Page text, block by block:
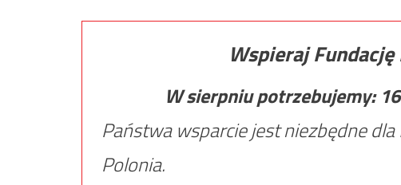
Wspieraj
W sierpniu potrzebujemy:
Państwa wsparcie jest niezbędne
Polonia.